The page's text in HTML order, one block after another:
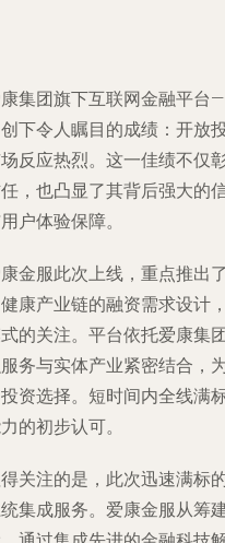
集团旗下互联网金融平台
下令人瞩目的成绩：开放
反应热烈。这一佳绩不仅
，也凸显了其背后强大的
户体验保障。
金服此次上线，重点推出
康产业链的融资需求设计
的关注。平台依托爱康集
务与实体产业紧密结合，
资选择。短时间内全线满
的初步认可。
关注的是，此次迅速满标
集成服务。爱康金服从筹